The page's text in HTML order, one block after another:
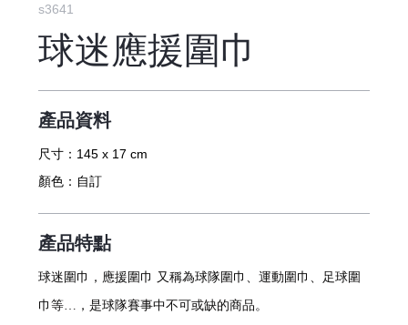
s3641
球迷應援圍巾
產品資料
尺寸： 145 x 17 cm
顏色： 自訂
產品特點
球迷圍巾，應援圍巾 又稱為球隊圍巾、運動圍巾、足球圍
巾等…，是球隊賽事中不可或缺的商品。